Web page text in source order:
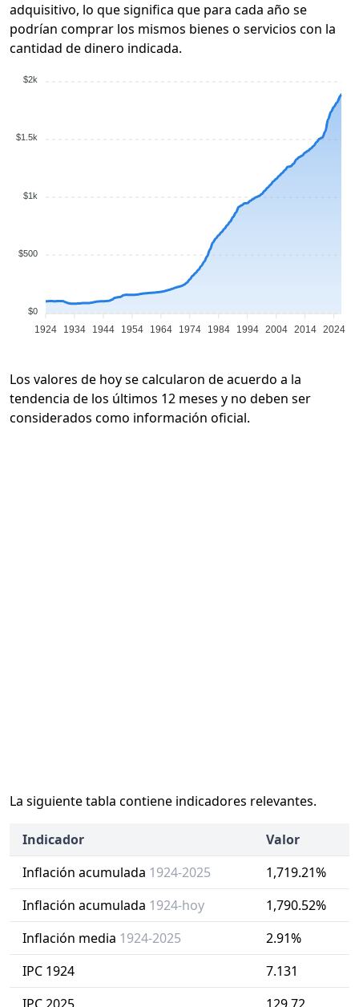
adquisitivo, lo que significa que para cada año se
podrían comprar los mismos bienes o servicios con la
cantidad de dinero indicada.
$2k
$1.5k
$1k
$500
$0
1924 1934 1944 1954 1964 1974 1984 1994 2004 2014 2024
Los valores de hoy se calcularon de acuerdo a la
tendencia de los últimos 12 meses y no deben ser
considerados como información oficial.
La siguiente tabla contiene indicadores relevantes.
Indicador
Valor
Inflación acumulada 1924-2025
1,719.21%
Inflación acumulada 1924-hoy
1,790.52%
Inflación media 1924-2025
2.91%
IPC 1924
7.131